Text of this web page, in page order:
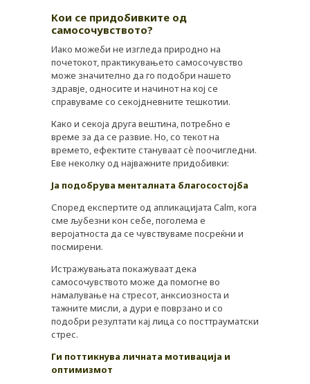
PLUSPHARMA
АПТЕКИ
ПРЕПОРАКИ
СОВЕТИ
СПИСАНИЕ
Кои се придобивките од
самосочувството?
Иако можеби не изгледа природно на
почетокот, практикувањето самосочувство
може значително да го подобри нашето
здравје, односите и начинот на кој се
справуваме со секојдневните тешкотии.
Како и секоја друга вештина, потребно е
време за да се развие. Но, со текот на
времето, ефектите стануваат сè поочигледни.
Еве неколку од најважните придобивки:
Ја подобрува менталната благосостојба
Според експертите од апликацијата Calm, кога
сме љубезни кон себе, поголема е
веројатноста да се чувствуваме посреќни и
посмирени.
Истражувањата покажуваат дека
самосочувството може да помогне во
намалување на стресот, анксиозноста и
тажните мисли, а дури е поврзано и со
подобри резултати кај лица со посттрауматски
стрес.
Ги поттикнyва личната мотивација и
оптимизмот